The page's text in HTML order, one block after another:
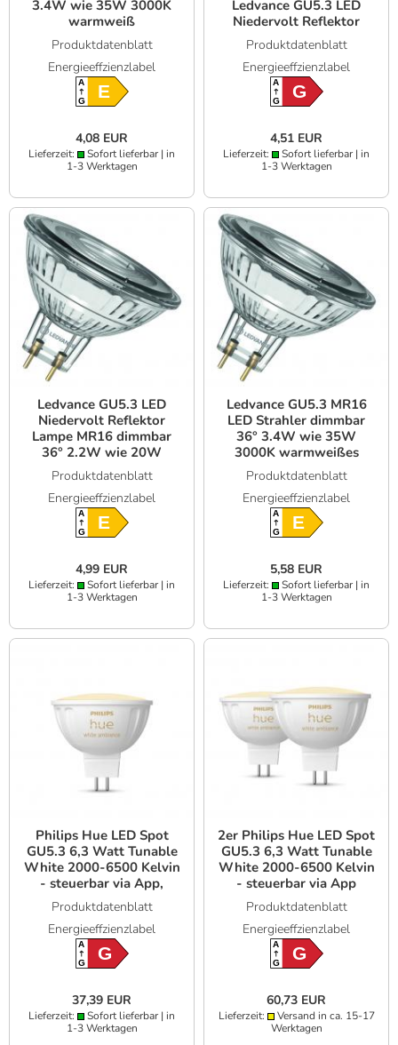
3.4W wie 35W 3000K
warmweiß
Produktdatenblatt
Energieeffzienzlabel
A
GE
4,08 EUR
Lieferzeit:
Sofort lieferbar | in
1-3 Werktagen
Ledvance GU5.3 LED
Niedervolt Reflektor
Lampe MR16 dimmbar
36° 3.4W wie 20W
warmweiß 2700K hohe
Farbwiedergabe 90Ra
Produktdatenblatt
Energieeffzienzlabel
A
GG
4,51 EUR
Lieferzeit:
Sofort lieferbar | in
1-3 Werktagen
Ledvance GU5.3 LED
Niedervolt Reflektor
Lampe MR16 dimmbar
36° 2.2W wie 20W
warmweiß 2700K hohe
Farbwiedergabe 90Ra
Produktdatenblatt
Energieeffzienzlabel
A
GE
4,99 EUR
Lieferzeit:
Sofort lieferbar | in
1-3 Werktagen
Ledvance GU5.3 MR16
LED Strahler dimmbar
36° 3.4W wie 35W
3000K warmweißes
Licht - 12V Niedervolt
hohe Farbwiedergabe
90Ra
Produktdatenblatt
Energieeffzienzlabel
A
GE
5,58 EUR
Lieferzeit:
Sofort lieferbar | in
1-3 Werktagen
Philips Hue LED Spot
GU5.3 6,3 Watt Tunable
White 2000-6500 Kelvin
- steuerbar via App,
kompatibel mit Amazon
Alexa
Produktdatenblatt
Energieeffzienzlabel
A
GG
37,39 EUR
Lieferzeit:
Sofort lieferbar | in
1-3 Werktagen
2er Philips Hue LED Spot
GU5.3 6,3 Watt Tunable
White 2000-6500 Kelvin
- steuerbar via App
Bluetooth, Zigbee,
kompatibel mit Amazon
Alexa
Produktdatenblatt
Energieeffzienzlabel
A
GG
60,73 EUR
Lieferzeit:
Versand in ca. 15-17
Werktagen